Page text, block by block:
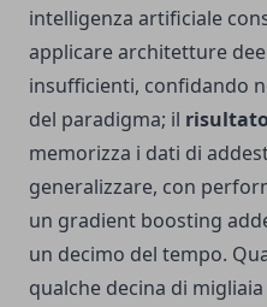
intelligenza artificiale
applicare architetture
insufficienti, confidando
del paradigma; il
memorizza i dati di
generalizzare, con
un gradient boosting
un decimo del tempo.
qualche decina di